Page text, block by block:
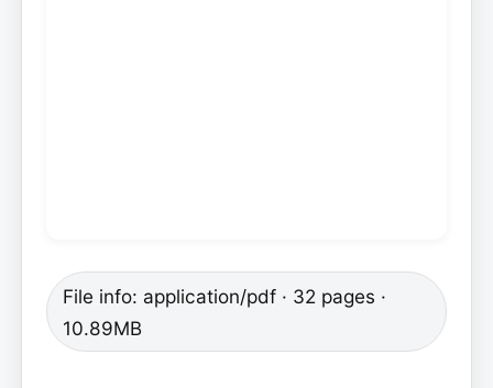
File info: application/pdf · 32 pages ·
10.89MB